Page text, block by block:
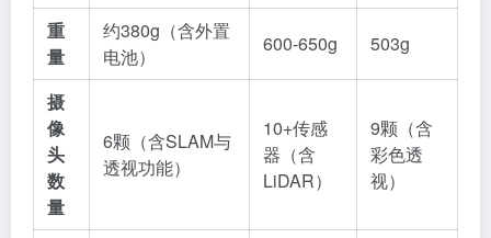
重
量
约380g（含外置
电池）
600-650g 503g
摄
像
头
数
量
6颗（含SLAM与
透视功能）
10+传感
器（含
LiDAR）
9颗（含
彩色透
视）